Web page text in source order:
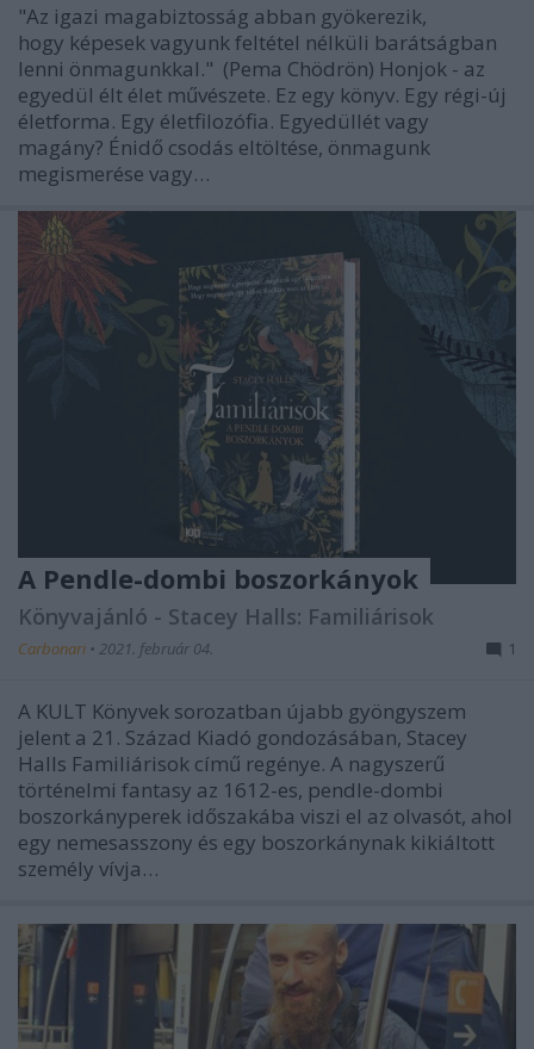
"Az igazi magabiztosság abban gyökerezik,
hogy képesek vagyunk feltétel nélküli barátságban
lenni önmagunkkal." (Pema Chödrön) Honjok - az
egyedül élt élet művészete. Ez egy könyv. Egy régi-új
életforma. Egy életfilozófia. Egyedüllét vagy
magány? Énidő csodás eltöltése, önmagunk
megismerése vagy…
A Pendle-dombi boszorkányok
Könyvajánló - Stacey Halls: Familiárisok
Carbonari • 2021. február 04. 1
A KULT Könyvek sorozatban újabb gyöngyszem
jelent a 21. Század Kiadó gondozásában, Stacey
Halls Familiárisok című regénye. A nagyszerű
történelmi fantasy az 1612-es, pendle-dombi
boszorkányperek időszakába viszi el az olvasót, ahol
egy nemesasszony és egy boszorkánynak kikiáltott
személy vívja…